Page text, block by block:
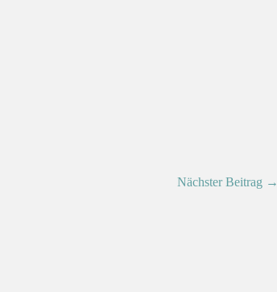
Nächster Beitrag →